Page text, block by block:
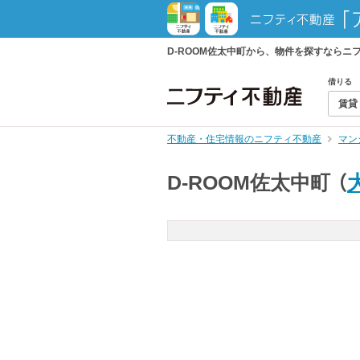
D-ROOM佐太中町から、物件を探すならニ
借りる
賃貸
不動産・住宅情報のニフティ不動産 マ
D-ROOM佐太中町 （